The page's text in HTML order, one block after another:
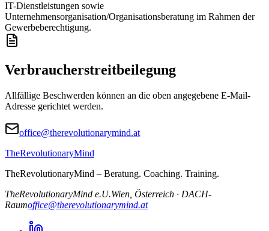
IT-Dienstleistungen sowie
Unternehmensorganisation/Organisationsberatung im Rahmen der
Gewerbeberechtigung.
Verbraucherstreitbeilegung
Allfällige Beschwerden können an die oben angegebene E-Mail-
Adresse gerichtet werden.
office@therevolutionarymind.at
TheRevolutionaryMind
TheRevolutionaryMind – Beratung. Coaching. Training.
TheRevolutionaryMind e.U.Wien, Österreich · DACH-
Raumoffice@therevolutionarymind.at